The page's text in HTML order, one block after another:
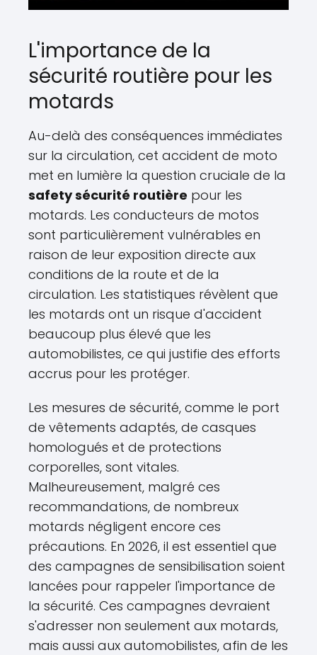
L'importance de la
sécurité routière pour les
motards
Au-delà des conséquences immédiates
sur la circulation, cet accident de moto
met en lumière la question cruciale de la
safety sécurité routière pour les
motards. Les conducteurs de motos
sont particulièrement vulnérables en
raison de leur exposition directe aux
conditions de la route et de la
circulation. Les statistiques révèlent que
les motards ont un risque d'accident
beaucoup plus élevé que les
automobilistes, ce qui justifie des efforts
accrus pour les protéger.
Les mesures de sécurité, comme le port
de vêtements adaptés, de casques
homologués et de protections
corporelles, sont vitales.
Malheureusement, malgré ces
recommandations, de nombreux
motards négligent encore ces
précautions. En 2026, il est essentiel que
des campagnes de sensibilisation soient
lancées pour rappeler l'importance de
la sécurité. Ces campagnes devraient
s'adresser non seulement aux motards,
mais aussi aux automobilistes, afin de les